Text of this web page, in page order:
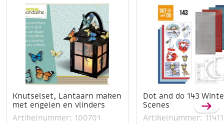
Knutselset, Lantaarn maken
met engelen en vlinders
Artikelnummer: 100701
Dot and do 143
Scenes
Artikelnummer: